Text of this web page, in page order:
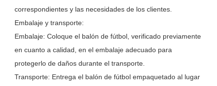
correspondientes y las necesidades de los clientes.
Embalaje y transporte:
Embalaje: Coloque el balón de fútbol, verificado previamente
en cuanto a calidad, en el embalaje adecuado para
protegerlo de daños durante el transporte.
Transporte: Entrega el balón de fútbol empaquetado al lugar